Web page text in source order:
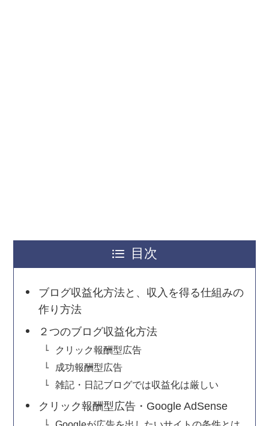
目次
ブログ収益化方法と、収入を得る仕組みの
作り方法
２つのブログ収益化方法
クリック報酬型広告
成功報酬型広告
雑記・日記ブログでは収益化は厳しい
クリック報酬型広告・Google AdSense